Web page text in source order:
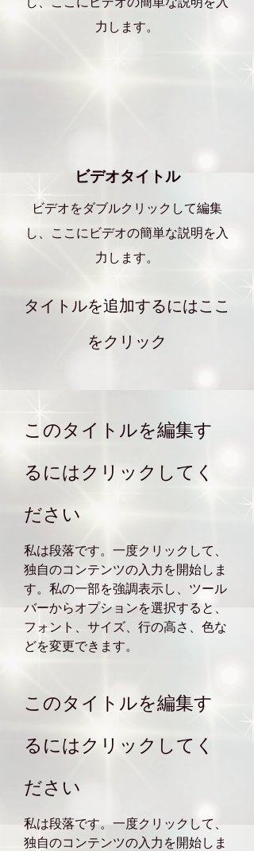
力します。
ビデオタイトル
ビデオをダブルクリックして編集
し、ここにビデオの簡単な説明を入
力します。
タイトルを追加するにはここ
をクリック
このタイトルを編集す
るにはクリックしてく
ださい
私は段落です。一度クリックして、
独自のコンテンツの入力を開始しま
す。私の一部を強調表示し、ツール
バーからオプションを選択すると、
フォント、サイズ、行の高さ、色な
どを変更できます。
このタイトルを編集す
るにはクリックしてく
ださい
私は段落です。一度クリックして、
独自のコンテンツの入力を開始しま